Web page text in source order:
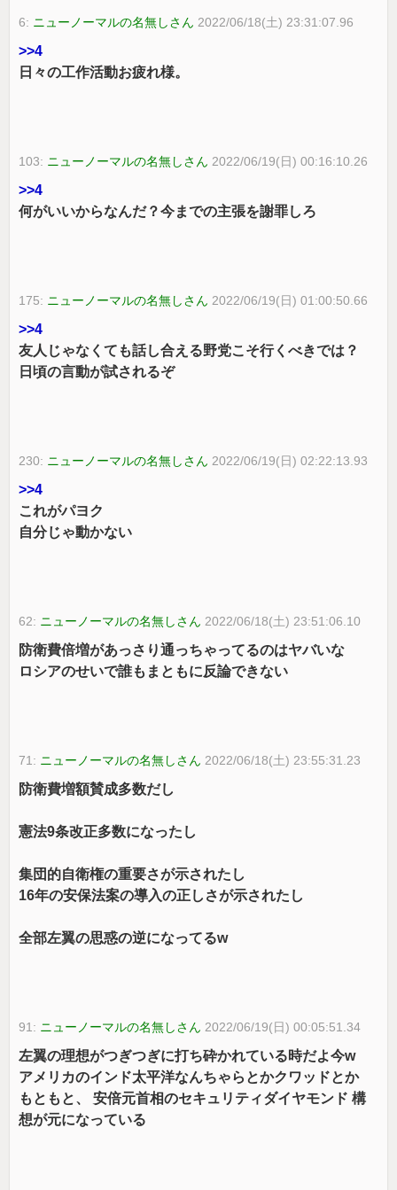
6: ニューノーマルの名無しさん 2022/06/18(土) 23:31:07.96
>>4
日々の工作活動お疲れ様。
103: ニューノーマルの名無しさん 2022/06/19(日) 00:16:10.26
>>4
何がいいからなんだ？今までの主張を謝罪しろ
175: ニューノーマルの名無しさん 2022/06/19(日) 01:00:50.66
>>4
友人じゃなくても話し合える野党こそ行くべきでは？
日頃の言動が試されるぞ
230: ニューノーマルの名無しさん 2022/06/19(日) 02:22:13.93
>>4
これがパヨク
自分じゃ動かない
62: ニューノーマルの名無しさん 2022/06/18(土) 23:51:06.10
防衛費倍増があっさり通っちゃってるのはヤバいな
ロシアのせいで誰もまともに反論できない
71: ニューノーマルの名無しさん 2022/06/18(土) 23:55:31.23
防衛費増額賛成多数だし
憲法9条改正多数になったし
集団的自衛権の重要さが示されたし
16年の安保法案の導入の正しさが示されたし
全部左翼の思惑の逆になってるw
91: ニューノーマルの名無しさん 2022/06/19(日) 00:05:51.34
左翼の理想がつぎつぎに打ち砕かれている時だよ今w
アメリカのインド太平洋なんちゃらとかクワッドとか
もともと、 安倍元首相のセキュリティダイヤモンド 構
想が元になっている